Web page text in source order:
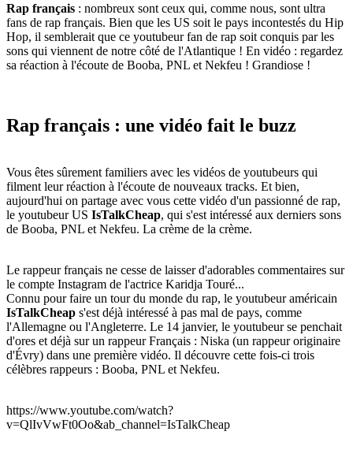
Rap français : nombreux sont ceux qui, comme nous, sont ultra
fans de rap français. Bien que les US soit le pays incontestés du Hip
Hop, il semblerait que ce youtubeur fan de rap soit conquis par les
sons qui viennent de notre côté de l'Atlantique ! En vidéo : regardez
sa réaction à l'écoute de Booba, PNL et Nekfeu ! Grandiose !
Rap français : une vidéo fait le buzz
Vous êtes sûrement familiers avec les vidéos de youtubeurs qui
filment leur réaction à l'écoute de nouveaux tracks. Et bien,
aujourd'hui on partage avec vous cette vidéo d'un passionné de rap,
le youtubeur US IsTalkCheap, qui s'est intéressé aux derniers sons
de Booba, PNL et Nekfeu. La crème de la crème.
Le rappeur français ne cesse de laisser d'adorables commentaires sur
le compte Instagram de l'actrice Karidja Touré...
Connu pour faire un tour du monde du rap, le youtubeur américain
IsTalkCheap s'est déjà intéressé à pas mal de pays, comme
l'Allemagne ou l'Angleterre. Le 14 janvier, le youtubeur se penchait
d'ores et déjà sur un rappeur Français : Niska (un rappeur originaire
d'Évry) dans une première vidéo. Il découvre cette fois-ci trois
célèbres rappeurs : Booba, PNL et Nekfeu.
https://www.youtube.com/watch?
v=QlIvVwFt0Oo&ab_channel=IsTalkCheap